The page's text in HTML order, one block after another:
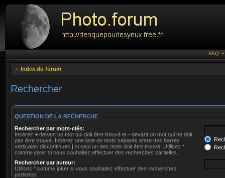
FAQ
Index du forum
Rechercher
QUESTION DE LA RECHERCHE
Rechercher par mots-clés:
Insérez + devant un mot qui doit être trouvé et - devant un mot qui ne doit
pas être trouvé. Insérez une liste de mots séparés entre des barres
verticales discontinues | si seul un des mots doit être trouvé. Utilisez *
comme joker si vous souhaitez effectuer des recherches partielles.
Rechercher par auteur:
Utilisez * comme joker si vous souhaitez effectuer des recherches
partielles.